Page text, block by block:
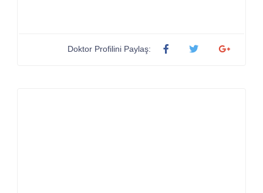
Doktor Profilini Paylaş: